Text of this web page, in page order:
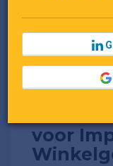
voor